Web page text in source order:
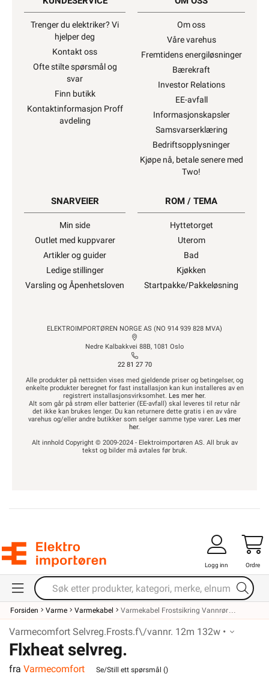
Trenger du elektriker? Vi
hjelper deg
Kontakt oss
Ofte stilte spørsmål og
svar
Finn butikk
Kontaktinformasjon Proff
avdeling
Om oss
Våre varehus
Fremtidens energiløsninger
Bærekraft
Investor Relations
EE-avfall
Informasjonskapsler
Samsvarserklæring
Bedriftsopplysninger
Kjøpe nå, betale senere med
Two!
SNARVEIER
Min side
Outlet med kuppvarer
Artikler og guider
Ledige stillinger
Varsling og Åpenhetsloven
ROM / TEMA
Hyttetorget
Uterom
Bad
Kjøkken
Startpakke/Pakkeløsning
ELEKTROIMPORTØREN NORGE AS (NO 914 939 828 MVA)
Nedre Kalbakkvei 88B, 1081 Oslo
22 81 27 70
Alle produkter på nettsiden vises med gjeldende priser og betingelser, og
enkelte produkter beregnet for fast installasjon kan kun installeres av en
registrert installasjonsvirksomhet. Les mer her.
Alt som går på strøm eller batterier (EE-avfall) skal leveres til retur når
det ikke kan brukes lenger. Du kan returnere dette gratis i en av våre
varehus og/eller andre butikker som selger samme type varer. Les mer
her.
Alt innhold Copyright © 2009-2024 - Elektroimportøren AS. All bruk av
tekst og bilder må avtales før bruk.
Logg inn Ordre
Forsiden Varme Varmekabel Varmekabel Frostsikring Vannrør
Varmecomfort Selvreg.Frosts.f\/vannr. 12m 132w •
Flxheat selvreg.
fra Varmecomfort Se/Still ett spørsmål ()